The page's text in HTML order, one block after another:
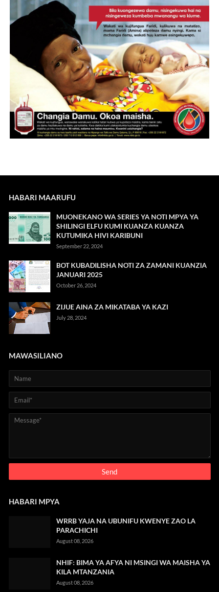
HABARI MAARUFU
MUONEKANO WA SERIES YA NOTI MPYA YA
SHILINGI ELFU KUMI KUANZA KUANZA
KUTUMIKA HIVI KARIBUNI
September 22, 2024
BOT KUBADILISHA NOTI ZA ZAMANI KUANZIA
JANUARI 2025
October 26, 2024
ZIJUE AINA ZA MIKATABA YA KAZI
July 28, 2024
MAWASILIANO
HABARI MPYA
WRRB YAJA NA UBUNIFU KWENYE ZAO LA
PARACHICHI
August 08, 2026
NHIF: BIMA YA AFYA NI MSINGI WA MAISHA YA
KILA MTANZANIA
August 08, 2026